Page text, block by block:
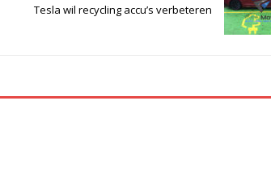
Tesla wil recycling accu’s verbeteren